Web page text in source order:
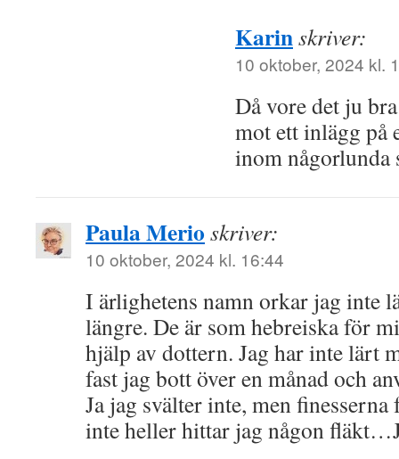
Karinskriver:
10 oktober, 2024 kl.
Då vore det ju
mot ett inlägg på
inom
Paula Merio skriver:
10 oktober, 2024 kl. 16:44
I ärlighetens namn orkar jag inte
längre. De är som hebreiska för
hjälp av dottern. Jag har inte lärt
fast jag bott över en månad och
Ja jag svälter inte, men
inte heller hittar jag någon